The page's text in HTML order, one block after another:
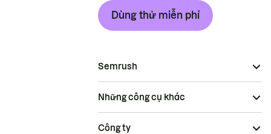
Dùng thử miễn phí
Semrush
Những công cụ khác
Công ty